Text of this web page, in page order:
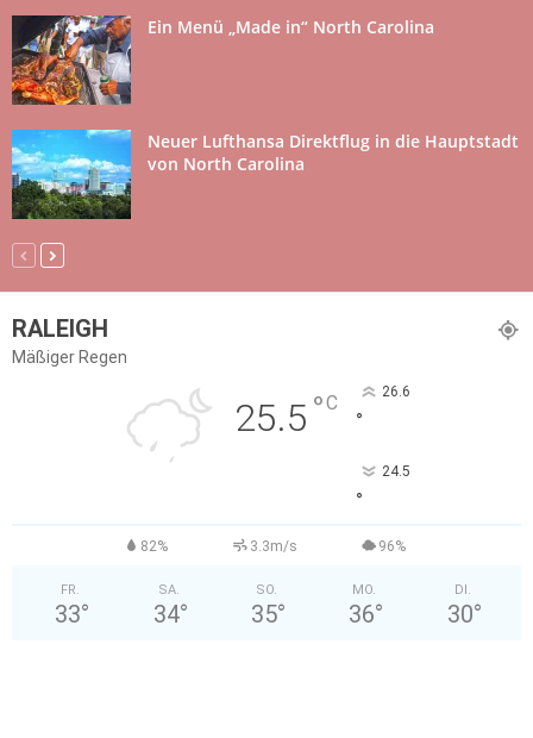
Ein Menü „Made in“ North Carolina
Neuer Lufthansa Direktflug in die Hauptstadt
von North Carolina
RALEIGH
Mäßiger Regen
25.5 °C 26.6
°
24.5
°
82% 3.3m/s 96%
FR.
33°
SA.
34°
SO.
35°
MO.
36°
DI.
30°